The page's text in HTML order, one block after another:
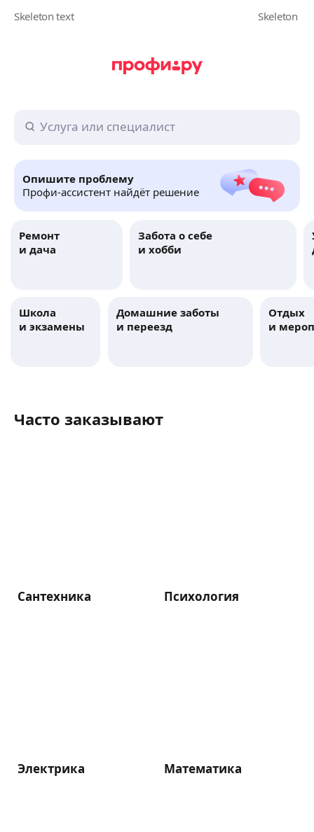
Опишите проблему
Профи-ассистент найдёт решение
Ремонт
и дача
Забота о себе
и хобби
Школа
и экзамены
Домашние заботы
и переезд
Отдых
и
Часто заказывают
Сантехника Психология
Электрика Математика